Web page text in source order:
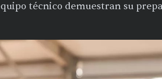
técnico demuestran su